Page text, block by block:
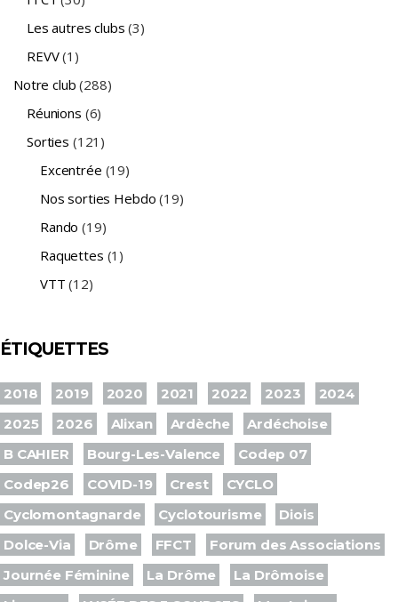
Les autres clubs (3)
REVV(1)
Notre club (288)
Réunions (6)
Sorties (121)
Excentrée (19)
Nos sorties Hebdo (19)
Rando (19)
Raquettes (1)
VTT (12)
ÉTIQUETTES
2018 2019 2020 2021 2022 2023
2024
2025
2026 Alixan Ardèche
Ardéchoise
B CAHIER
Bourg-Les-Valence
Codep 07
Codep26
COVID-19 Crest
CYCLO
Cyclomontagnarde
Cyclotourisme
Diois
Dolce-Via
Drôme FFCT
Forum des Associations
Journée Féminine
La Drôme
La Drômoise